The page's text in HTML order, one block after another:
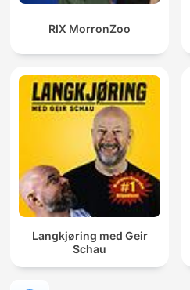
RIX MorronZoo
Langkjøring med Geir
Schau